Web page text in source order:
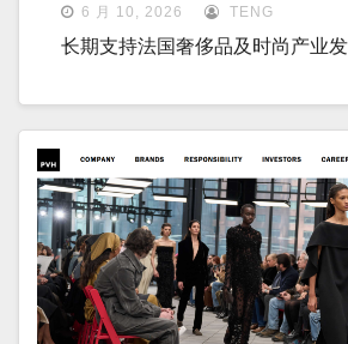
6 月 10, 2026 TENG
长期支持法国奢侈品及时尚产业